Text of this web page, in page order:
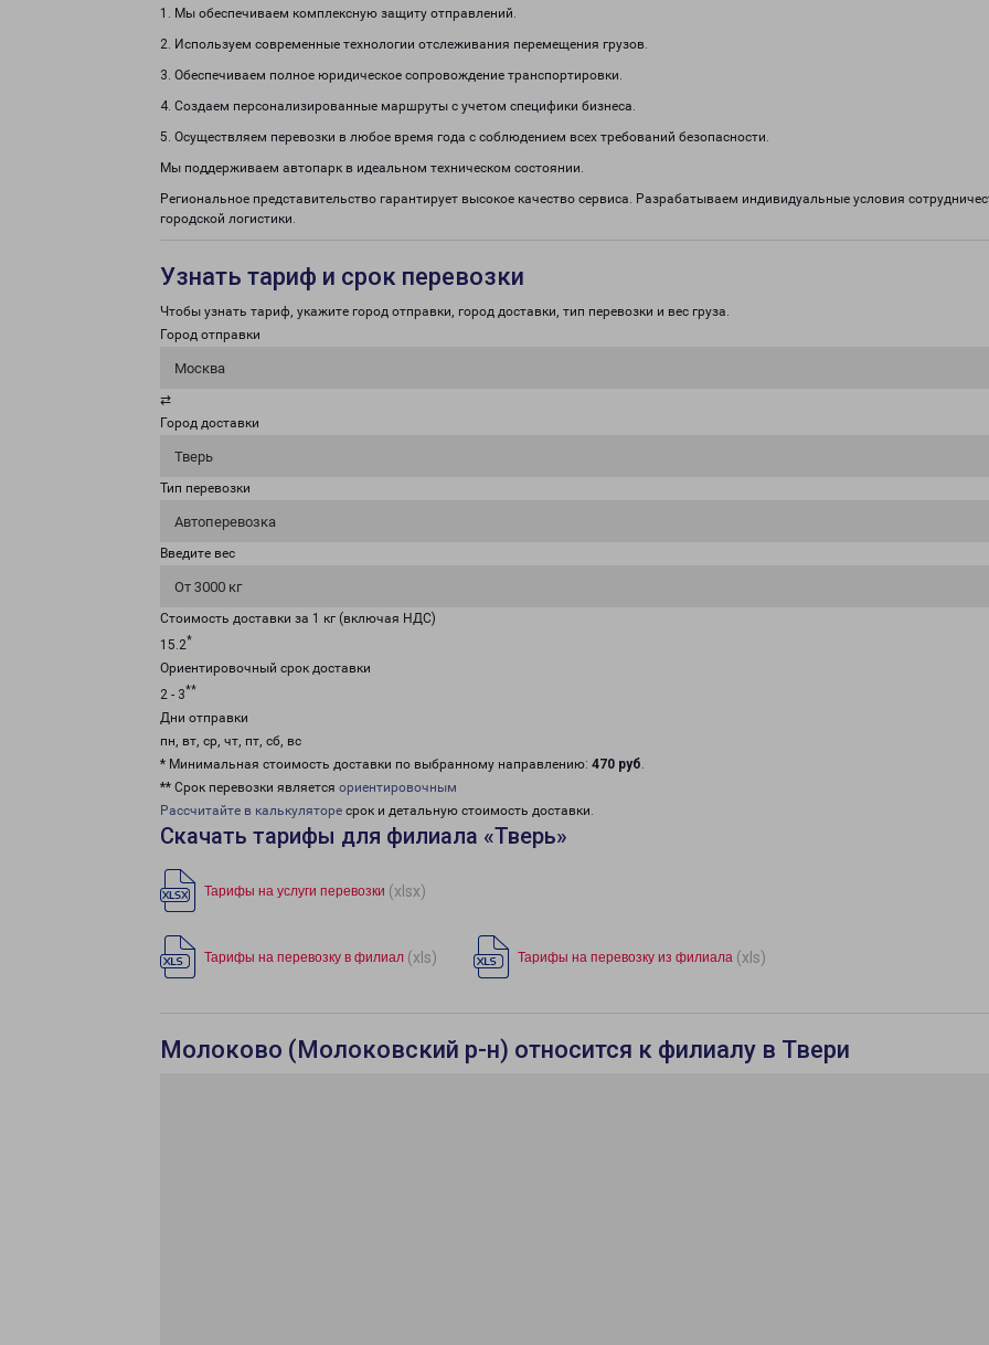
1. Мы обеспечиваем комплексную защиту отправлений.
2. Используем современные технологии отслеживания перемещения грузов.
3. Обеспечиваем полное юридическое сопровождение транспортировки.
4. Создаем персонализированные маршруты с учетом специфики бизнеса.
5. Осуществляем перевозки в любое время года с соблюдением всех требований безопасности.
Мы поддерживаем автопарк в идеальном техническом состоянии.
Региональное представительство гарантирует высокое качество сервиса. Разрабатываем индивидуальные условия
городской логистики.
Узнать тариф и срок перевозки
Чтобы узнать тариф, укажите город отправки, город доставки, тип перевозки и вес груза.
Город отправки
Москва
⇄
Город доставки
Тверь
Тип перевозки
Автоперевозка
Введите вес
От 3000 кг
Стоимость доставки за 1 кг (включая НДС)
15.2*
Ориентировочный срок доставки
2 - 3**
Дни отправки
пн, вт, ср, чт, пт, сб, вс
* Минимальная стоимость доставки по выбранному направлению: 470 руб.
** Срок перевозки является ориентировочным
Рассчитайте в калькуляторе срок и детальную стоимость доставки.
Скачать тарифы для филиала «Тверь»
Тарифы на услуги перевозки (xlsx)
Тарифы на перевозку в филиал (xls) Тарифы на перевозку из филиала (xls)
Молоково (Молоковский р-н) относится к филиалу в Твери